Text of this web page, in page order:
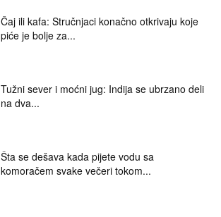
Čaj ili kafa: Stručnjaci konačno otkrivaju koje
piće je bolje za...
Tužni sever i moćni jug: Indija se ubrzano deli
na dva...
Šta se dešava kada pijete vodu sa
komoračem svake večeri tokom...